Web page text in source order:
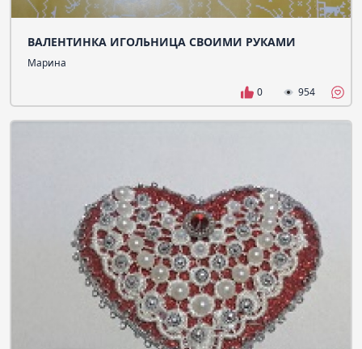
ВАЛЕНТИНКА ИГОЛЬНИЦА СВОИМИ РУКАМИ
Марина
0 954